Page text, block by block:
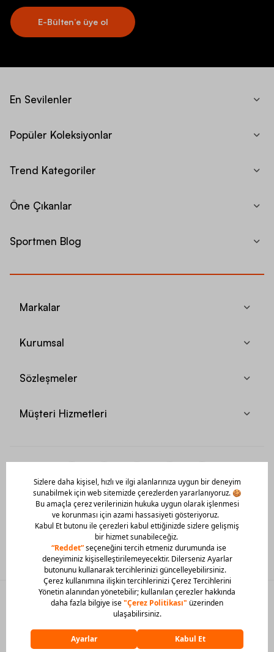
E-Bülten’e üye ol
En Sevilenler
Popüler Koleksiyonlar
Trend Kategoriler
Öne Çıkanlar
Sportmen Blog
Markalar
Kurumsal
Sözleşmeler
Müşteri Hizmetleri
Mobil Uygulamamızı Hemen İndir!
© 2026 Barcin Tüm Hakları Saklıdır